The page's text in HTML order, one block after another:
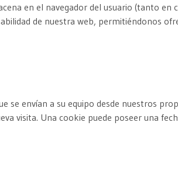
en el navegador del usuario (tanto
de nuestra web, permitiéndonos
se envían a su equipo desde nuestros
visita. Una cookie puede poseer una